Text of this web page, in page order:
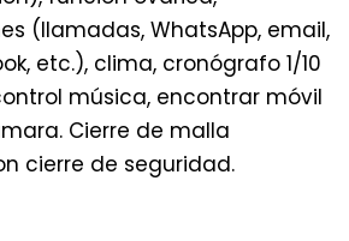
(llamadas, WhatsApp, email,
etc.), clima, cronógrafo 1/10
música, encontrar móvil
Cierre de malla
cierre de seguridad.